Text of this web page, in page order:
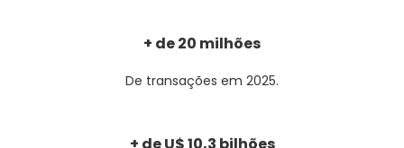
+ de 20 milhões
De transações em 2025.